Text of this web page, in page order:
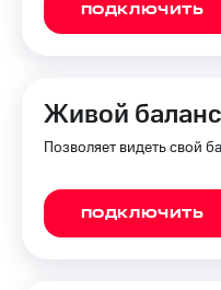
ПОДКЛЮЧИТЬ
Живой баланс
Позволяет видеть свой
ПОДКЛЮЧИТЬ